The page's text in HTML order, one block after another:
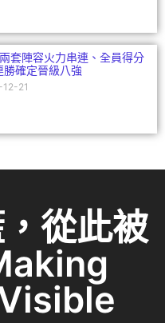
兩套陣容火力串連、全員得分
勝確定晉級八強
21
從此被